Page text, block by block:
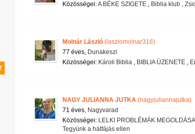
Közösségei:A BÉKE SZIGETE, Biblia klub,
Molnár László(laszlomolnar316)
77 éves, Dunakeszi
Közösségei: Károli Biblia, BIBLIA ÜZENETE,
NAGY JULIANNA JUTKA(nagyjuliannajutka)
71 éves, Nagyvarad
Közösségei: LELKI PROBLÉMÁK
Tegyünk a hátfájás ellen